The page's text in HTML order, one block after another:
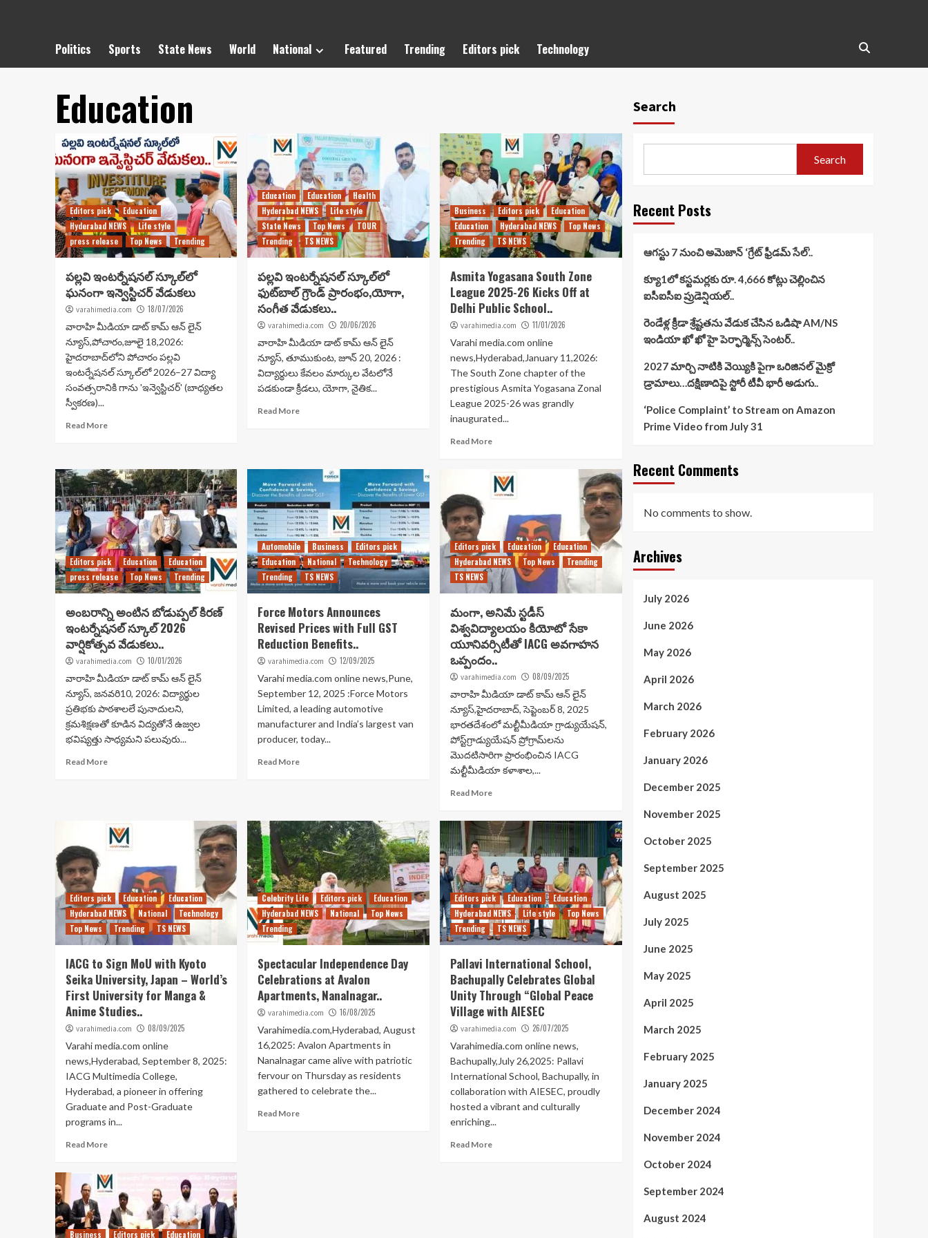
Politics Sports State News World National Featured Trending Editors pick Technology
Education
Editors pick
Education
Hyderabad NEWS
Life style
press release
Top News Trending
పల్లవి ఇంటర్నేషనల్ స్కూల్‌లో
ఘనంగా ఇన్వెస్టిచర్ వేడుకలు
varahimedia.com 18/07/2026
వారాహి మీడియా డాట్ కామ్ ఆన్ లైన్
న్యూస్,పోచారం,జూలై 18,2026:
హైదరాబాద్‌లోని పోచారం పల్లవి
ఇంటర్నేషనల్ స్కూల్‌లో 2026–27 విద్యా
సంవత్సరానికి గాను 'ఇన్వెస్టిచర్' (బాధ్యతల
స్వీకరణ)...
Read More
Education Education
Health
Hyderabad NEWS
Life style
State News
Top News
TOUR
Trending
TS NEWS
పల్లవి ఇంటర్నేషనల్ స్కూల్‌లో
ఫుట్‌బాల్ గ్రౌండ్ ప్రారంభం,యోగా,
సంగీత వేడుకలు..
varahimedia.com 20/06/2026
వారాహి మీడియా డాట్ కామ్ ఆన్ లైన్
న్యూస్, తూముకుంట, జూన్ 20, 2026 :
విద్యార్థులు కేవలం మార్కుల వేటలోనే
పడకుండా క్రీడలు, యోగా, నైతిక...
Read More
Business Editors pick
Education
Education
Hyderabad NEWS
Top News
Trending
TS NEWS
Asmita Yogasana South Zone
League 2025-26 Kicks Off at
Delhi Public School..
varahimedia.com 11/01/2026
Varahi media.com online
news,Hyderabad,January 11,2026:
The South Zone chapter of the
prestigious Asmita Yogasana Zonal
League 2025-26 was grandly
inaugurated...
Read More
Editors pick Education
Education
press release
Top News Trending
అంబరాన్ని అంటిన బోడుప్పల్ కిరణ్
ఇంటర్నేషనల్ స్కూల్ 2026
వార్షికోత్సవ వేడుకలు..
varahimedia.com 10/01/2026
వారాహి మీడియా డాట్ కామ్ ఆన్ లైన్
న్యూస్, జనవరి10, 2026: విద్యార్థుల
ప్రతిభకు పాఠశాలలే పునాదులని,
క్రమశిక్షణతో కూడిన విద్యతోనే ఉజ్వల
భవిష్యత్తు సాధ్యమని పలువురు...
Read More
Automobile Business
Editors pick
Education
National
Technology
Trending
TS NEWS
Force Motors Announces
Revised Prices with Full GST
Reduction Benefits..
varahimedia.com 12/09/2025
Varahi media.com online news,Pune,
September 12, 2025 :Force Motors
Limited, a leading automotive
manufacturer and India’s largest van
producer, today...
Read More
Editors pick Education
Education
Hyderabad NEWS
Top News
Trending
TS NEWS
మంగా, అనిమే స్టడీస్
విశ్వవిద్యాలయం కియోటో సేకా
యూనివర్సిటీతో IACG అవగాహన
ఒప్పందం..
varahimedia.com 08/09/2025
వారాహి మీడియా డాట్ కామ్ ఆన్ లైన్
న్యూస్,హైదరాబాద్‌, సెప్టెంబర్ 8, 2025
భారతదేశంలో మల్టీమీడియా గ్రాడ్యుయేషన్,
పోస్ట్‌గ్రాడ్యుయేషన్ ప్రోగ్రామ్‌లను
మొదటిసారిగా ప్రారంభించిన IACG
మల్టీమీడియా కళాశాల,...
Read More
Editors pick Education
Education
Hyderabad NEWS
National
Technology
Top News
Trending TS NEWS
IACG to Sign MoU with Kyoto
Seika University, Japan – World’s
First University for Manga &
Anime Studies..
varahimedia.com 08/09/2025
Varahi media.com online
news,Hyderabad, September 8, 2025:
IACG Multimedia College,
Hyderabad, a pioneer in offering
Graduate and Post-Graduate
programs in...
Read More
Celebrity Life Editors pick
Education
Hyderabad NEWS
National
Top News
Trending
Spectacular Independence Day
Celebrations at Avalon
Apartments, Nanalnagar..
varahimedia.com 16/08/2025
Varahimedia.com,Hyderabad, August
16,2025: Avalon Apartments in
Nanalnagar came alive with patriotic
fervour on Thursday as residents
gathered to celebrate the...
Read More
Editors pick Education
Education
Hyderabad NEWS
Life style
Top News
Trending
TS NEWS
Pallavi International School,
Bachupally Celebrates Global
Unity Through “Global Peace
Village with AIESEC
varahimedia.com 26/07/2025
Varahimedia.com online news,
Bachupally,July 26,2025: Pallavi
International School, Bachupally, in
collaboration with AIESEC, proudly
hosted a vibrant and culturally
enriching...
Read More
Business Editors pick
Education
Search
Search
Recent Posts
ఆగస్టు 7 నుంచి అమెజాన్ ‘గ్రేట్ ఫ్రీడమ్ సేల్’..
క్యూ1లో కస్టమర్లకు రూ. 4,666 కోట్లు చెల్లించిన
ఐసీఐసీఐ ప్రుడెన్షియల్..
రెండేళ్ల క్రీడా శ్రేష్టతను వేడుక చేసిన ఒడిషా AM/NS
ఇండియా ఖో ఖో హై పెర్ఫార్మెన్స్ సెంటర్..
2027 మార్చి నాటికి వెయ్యికి పైగా ఒరిజినల్ మైక్రో
డ్రామాలు…దక్షిణాదిపై స్టోరీ టీవీ భారీ అడుగు..
‘Police Complaint’ to Stream on Amazon
Prime Video from July 31
Recent Comments
No comments to show.
Archives
July 2026
June 2026
May 2026
April 2026
March 2026
February 2026
January 2026
December 2025
November 2025
October 2025
September 2025
August 2025
July 2025
June 2025
May 2025
April 2025
March 2025
February 2025
January 2025
December 2024
November 2024
October 2024
September 2024
August 2024